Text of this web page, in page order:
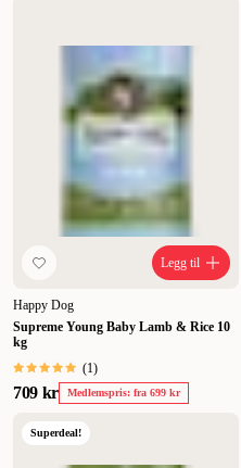
Legg til
Happy Dog
Supreme Young Baby Lamb & Rice 10
kg
(1)
709 kr Medlemspris: fra 699 kr
Superdeal!